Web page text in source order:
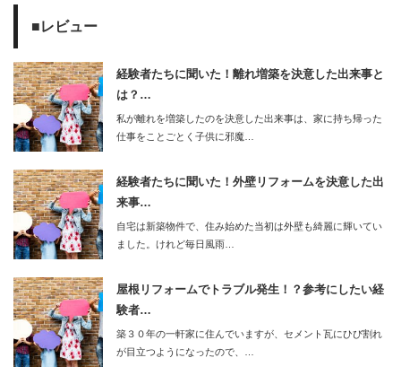
■レビュー
経験者たちに聞いた！離れ増築を決意した出来事と
は？…
私が離れを増築したのを決意した出来事は、家に持ち帰った
仕事をことごとく子供に邪魔…
経験者たちに聞いた！外壁リフォームを決意した出
来事…
自宅は新築物件で、住み始めた当初は外壁も綺麗に輝いてい
ました。けれど毎日風雨…
屋根リフォームでトラブル発生！？参考にしたい経
験者…
築３０年の一軒家に住んでいますが、セメント瓦にひび割れ
が目立つようになったので、…